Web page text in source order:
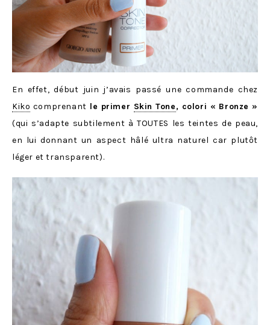
En effet, début juin j’avais passé une commande chez
Kiko comprenant le primer Skin Tone, colori « Bronze »
(qui s’adapte subtilement à TOUTES les teintes de peau,
en lui donnant un aspect hâlé ultra naturel car plutôt
léger et transparent).